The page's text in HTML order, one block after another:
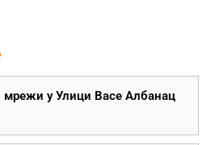
мрежи у Улици Васе Албанац